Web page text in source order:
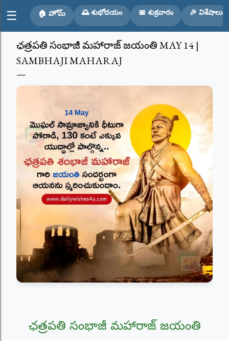
Skip to main content
☰ 🏠 హోమ్ 🌅 శుభోదయం 📅 శుక్రవారం 🎉 విశేషాలు
ఛత్రపతి సంభాజీ మహారాజ్ జయంతి MAY 14 |
SAMBHAJI MAHARAJ
ఛత్రపతి సంభాజీ మహారాజ్ జయంతి